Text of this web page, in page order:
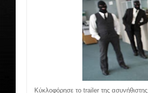
Κύκλοφόρησε το trailer της ασυνήθιστης